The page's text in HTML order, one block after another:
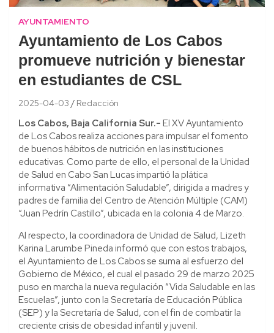
AYUNTAMIENTO
Ayuntamiento de Los Cabos
promueve nutrición y bienestar
en estudiantes de CSL
2025-04-03 Redacción
Los Cabos, Baja California Sur.- El XV Ayuntamiento
de Los Cabos realiza acciones para impulsar el fomento
de buenos hábitos de nutrición en las instituciones
educativas. Como parte de ello, el personal de la Unidad
de Salud en Cabo San Lucas impartió la plática
informativa “Alimentación Saludable”, dirigida a madres y
padres de familia del Centro de Atención Múltiple (CAM)
“Juan Pedrín Castillo”, ubicada en la colonia 4 de Marzo.
Al respecto, la coordinadora de Unidad de Salud, Lizeth
Karina Larumbe Pineda informó que con estos trabajos,
el Ayuntamiento de Los Cabos se suma al esfuerzo del
Gobierno de México, el cual el pasado 29 de marzo 2025
puso en marcha la nueva regulación “Vida Saludable en las
Escuelas”, junto con la Secretaría de Educación Pública
(SEP) y la Secretaría de Salud, con el fin de combatir la
creciente crisis de obesidad infantil y juvenil.